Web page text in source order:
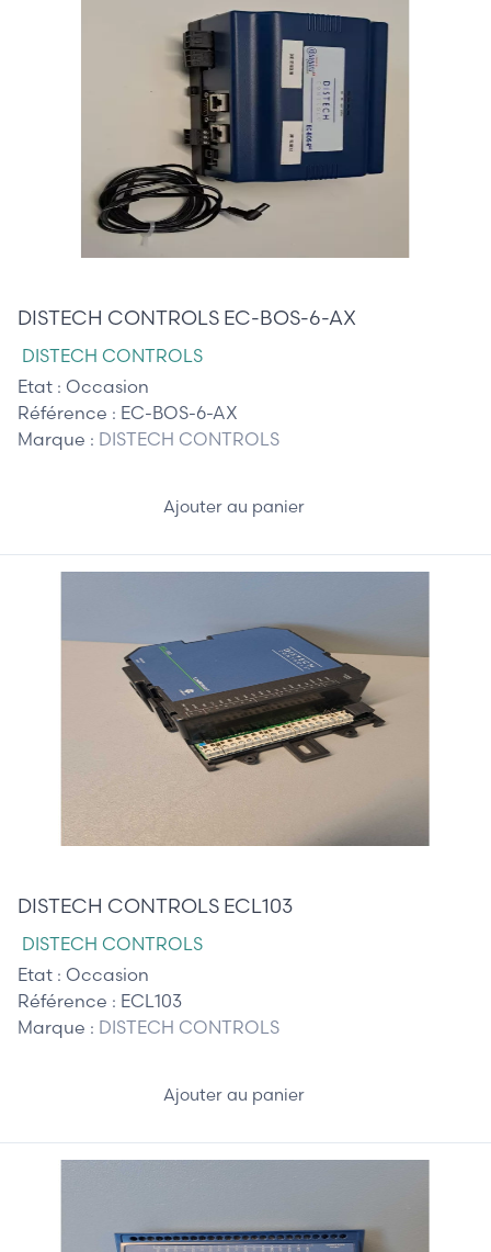
DISTECH CONTROLS EC-BOS-6-AX
DISTECH CONTROLS
Etat : Occasion
Référence : EC-BOS-6-AX
Marque : DISTECH CONTROLS
Ajouter au panier
DISTECH CONTROLS ECL103
DISTECH CONTROLS
Etat : Occasion
Référence : ECL103
Marque : DISTECH CONTROLS
Ajouter au panier